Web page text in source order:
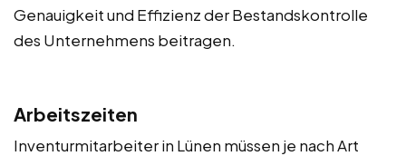
Genauigkeit und Effizienz der Bestandskontrolle
des Unternehmens beitragen.
Arbeitszeiten
Inventurmitarbeiter in Lünen müssen je nach Art